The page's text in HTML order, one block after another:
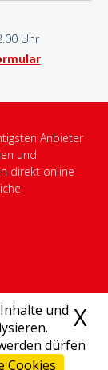
und
dürfen
Cookies
X
Uhr
Anbieter
und
direkt online
-